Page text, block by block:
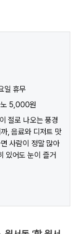
일 휴무
노 5,000원
절로 나오는 풍경
, 음료와 디저트 맛
사람이 정말 많아
있어도 눈이 즐거